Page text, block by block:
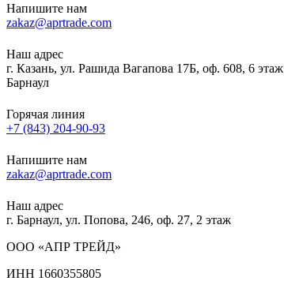
Напишите нам
zakaz@aprtrade.com
Наш адрес
г. Казань, ул. Рашида Вагапова 17Б, оф. 608, 6 этаж
Барнаул
Горячая линия
+7 (843) 204-90-93
Напишите нам
zakaz@aprtrade.com
Наш адрес
г. Барнаул, ул. Попова, 246, оф. 27, 2 этаж
ООО «АПР ТРЕЙД»
ИНН 1660355805